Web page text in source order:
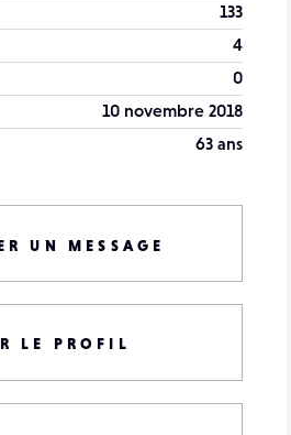
133
4
0
10 novembre 2018
63 ans
UN MESSAGE
LE PROFIL